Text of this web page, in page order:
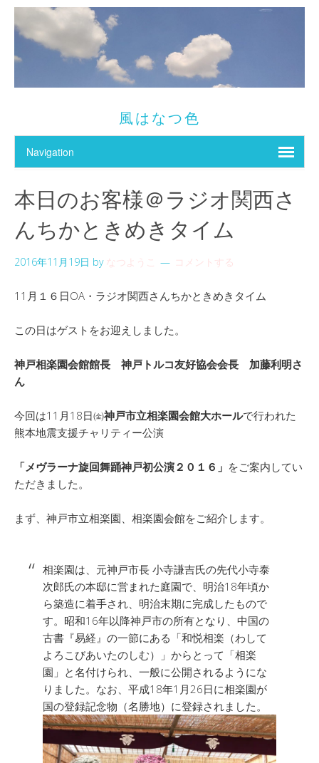
風はなつ色
本日のお客様＠ラジオ関西さ
んちかときめきタイム
2016年11月19日 by なつようこ コメントする
11月１６日OA・ラジオ関西さんちかときめきタイム
この日はゲストをお迎えしました。
神戸相楽園会館館長 神戸トルコ友好協会会長 加藤利明さ
ん
今回は11月18日㈮神戸市立相楽園会館大ホールで行われた
熊本地震支援チャリティー公演
「メヴラーナ旋回舞踊神戸初公演２０１６」 をご案内してい
ただきました。
まず、神戸市立相楽園、相楽園会館をご紹介します。
相楽園は、元神戸市長 小寺謙吉氏の先代小寺泰
次郎氏の本邸に営まれた庭園で、明治18年頃か
ら築造に着手され、明治末期に完成したもので
す。昭和16年以降神戸市の所有となり、中国の
古書『易経』の一節にある「和悦相楽（わして
よろこびあいたのしむ）」からとって「相楽
園」と名付けられ、一般に公開されるようにな
りました。なお、平成18年1月26日に相楽園が
国の登録記念物（名勝地）に登録されました。